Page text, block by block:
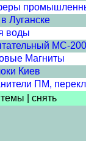
Луганске
воды
МС-
Магниты
Киев
ПМ,
темы снять